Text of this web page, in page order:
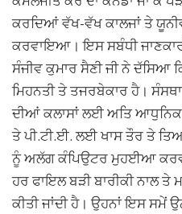
ਕਰਦਿਆਂ ਵੱਖ-ਵੱਖ ਕਾਲਜਾਂ ਤੇ
ਕਰਵਾਇਆ। ਇਸ ਸਬੰਧੀ
ਸੰਜੀਵ ਕੁਮਾਰ ਸੈਣੀ ਜੀ ਨੇ ਦੱਸਿਆ
ਮਿਹਨਤੀ ਤੇ ਤਜਰਬੇਕਾਰ ਹੈ।
ਦੀਆਂ ਕਲਾਸਾਂ ਲਈ ਅਤਿ
ਤੇ ਪੀ.ਟੀ.ਈ. ਲਈ ਖਾਸ ਤੌਰ ਤੇ
ਨੂੰ ਅਲੱਗ ਕੰਪਿਉਟਰ ਮੁਹਈਆ
ਹਰ ਫਾਇਲ ਬੜੀ ਬਾਰੀਕੀ ਨਾਲ ਤੇ
ਕੀਤੀ ਜਾਂਦੀ ਹੈ। ਉਹਨਾਂ ਇਸ ਸਮੇਂ